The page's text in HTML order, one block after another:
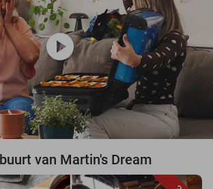
play_circle
van Martin's Dream